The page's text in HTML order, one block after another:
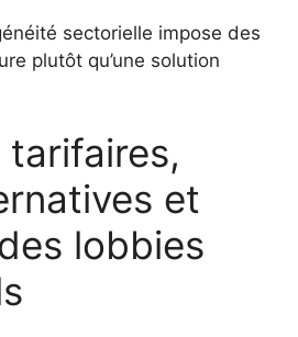
sectorielle impose des
plutôt qu’une solution
tarifaires,
et
lobbies